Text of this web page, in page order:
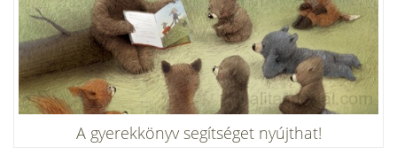
A gyerekkönyv segítséget nyújthat!